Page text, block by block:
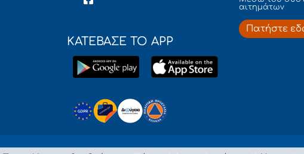
ΚΑΤΕΒΑΣΕ ΤΟ APP
αιτημάτων
Πατήστε